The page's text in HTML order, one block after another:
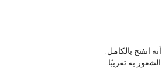
انفتح بالكامل.
به تقريبًا.